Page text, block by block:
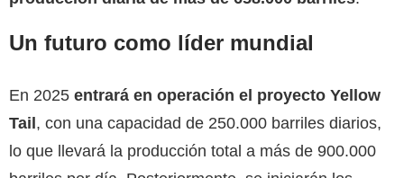
Un futuro como líder mundial
En 2025 entrará en operación el proyecto Yellow
Tail, con una capacidad de 250.000 barriles diarios,
lo que llevará la producción total a más de 900.000